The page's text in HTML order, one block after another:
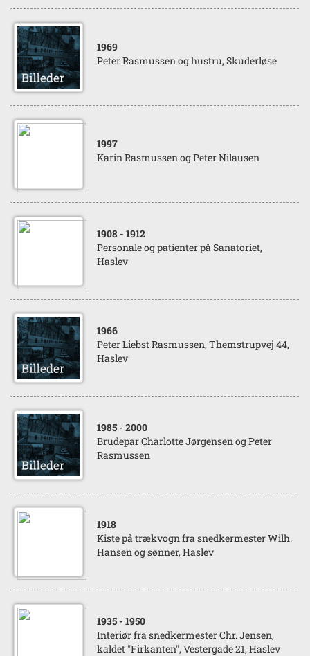
1969
Peter Rasmussen og hustru, Skuderløse
1997
Karin Rasmussen og Peter Nilausen
1908 - 1912
Personale og patienter på Sanatoriet,
Haslev
1966
Peter Liebst Rasmussen, Themstrupvej 44,
Haslev
1985 - 2000
Brudepar Charlotte Jørgensen og Peter
Rasmussen
1918
Kiste på trækvogn fra snedkermester Wilh.
Hansen og sønner, Haslev
1935 - 1950
Interiør fra snedkermester Chr. Jensen,
kaldet "Firkanten", Vestergade 21, Haslev